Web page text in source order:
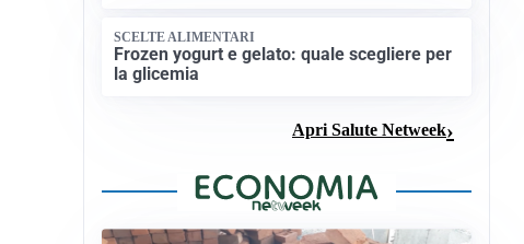
SCELTE ALIMENTARI
Frozen yogurt e gelato: quale scegliere per
la glicemia
Apri Salute Netweek